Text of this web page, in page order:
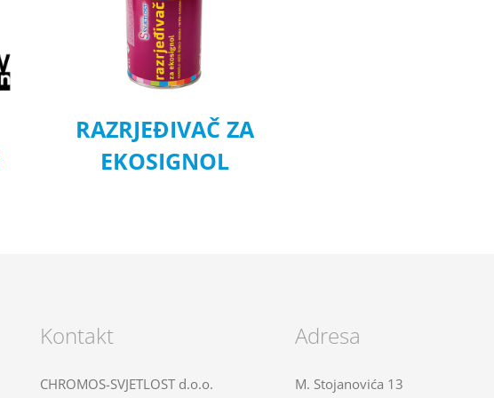
RAZRJEĐIVAČ ZA
EKOSIGNOL
Kontakt
CHROMOS-SVJETLOST d.o.o.
Adresa
M. Stojanovića 13